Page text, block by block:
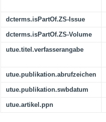
dcterms.isPartOf.ZS-Issue
dcterms.isPartOf.ZS-Volume
utue.titel.verfasserangabe
utue.publikation.abrufzeichen
utue.publikation.swbdatum
utue.artikel.ppn